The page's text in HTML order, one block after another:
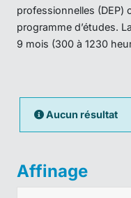
professionnelles (DEP)
programme d’études.
9 mois (300 à 1230
Aucun résultat
Affinage